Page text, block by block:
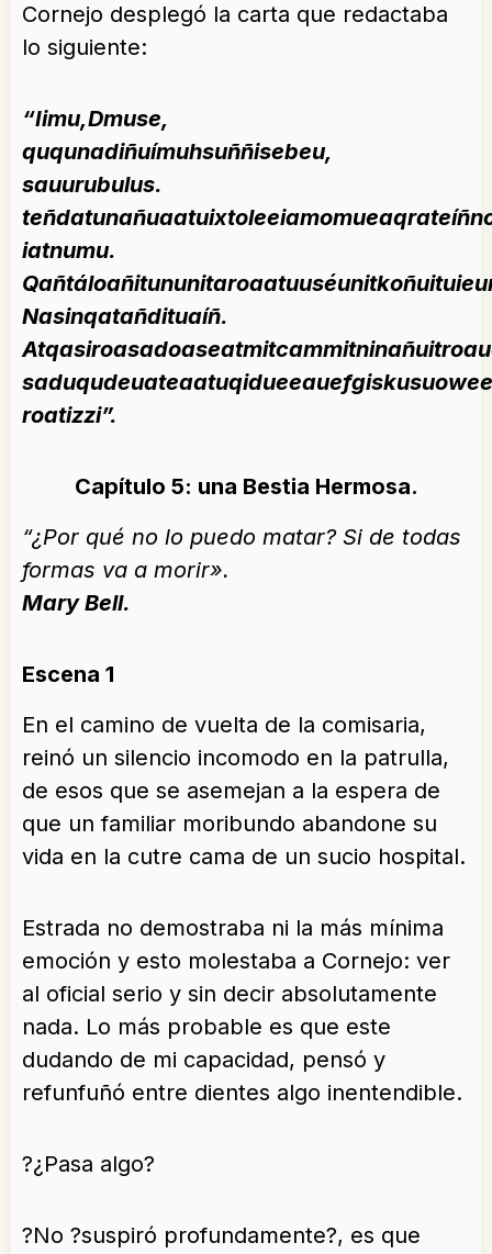
Cornejo desplegó la carta que redactaba
lo siguiente:
“Iimu,Dmuse,
ququnadiñuímuhsuññisebeu,
sauurubulus.
iatnumu.
Nasinqatañdituaíñ.
roatizzi”.
Capítulo 5: una Bestia Hermosa.
“¿Por qué no lo puedo matar? Si de todas
formas va a morir».
Mary Bell.
Escena 1
En el camino de vuelta de la comisaria,
reinó un silencio incomodo en la patrulla,
de esos que se asemejan a la espera de
que un familiar moribundo abandone su
vida en la cutre cama de un sucio hospital.
Estrada no demostraba ni la más mínima
emoción y esto molestaba a Cornejo: ver
al oficial serio y sin decir absolutamente
nada. Lo más probable es que este
dudando de mi capacidad, pensó y
refunfuñó entre dientes algo inentendible.
?¿Pasa algo?
?No ?suspiró profundamente?, es que